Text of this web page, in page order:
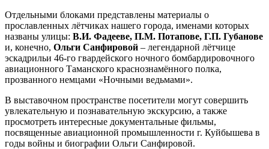
Отдельными блоками представлены материалы о
прославленных лётчиках нашего города, именами которых
названы улицы: В.И. Фадееве, П.М. Потапове, Г.П. Губанове
и, конечно, Ольги Санфировой – легендарной лётчице
эскадрильи 46-го гвардейского ночного бомбардировочного
авиационного Таманского краснознамённого полка,
прозванного немцами «Ночными ведьмами».
В выставочном пространстве посетители могут совершить
увлекательную и познавательную экскурсию, а также
просмотреть интересные документальные фильмы,
посвященные авиационной промышленности г. Куйбышева в
годы войны и биографии Ольги Санфировой.